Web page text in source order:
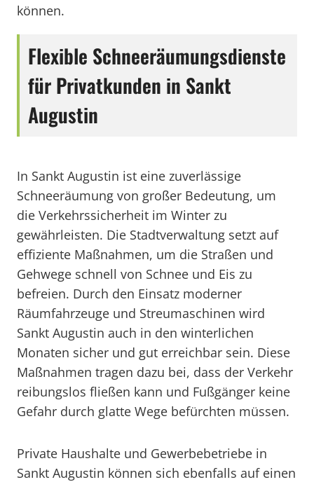
können.
Flexible Schneeräumungsdienste
für Privatkunden in Sankt
Augustin
In Sankt Augustin ist eine zuverlässige
Schneeräumung von großer Bedeutung, um
die Verkehrssicherheit im Winter zu
gewährleisten. Die Stadtverwaltung setzt auf
effiziente Maßnahmen, um die Straßen und
Gehwege schnell von Schnee und Eis zu
befreien. Durch den Einsatz moderner
Räumfahrzeuge und Streumaschinen wird
Sankt Augustin auch in den winterlichen
Monaten sicher und gut erreichbar sein. Diese
Maßnahmen tragen dazu bei, dass der Verkehr
reibungslos fließen kann und Fußgänger keine
Gefahr durch glatte Wege befürchten müssen.
Private Haushalte und Gewerbebetriebe in
Sankt Augustin können sich ebenfalls auf einen